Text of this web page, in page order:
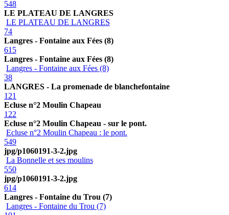
548
LE PLATEAU DE LANGRES
LE PLATEAU DE LANGRES
74
Langres - Fontaine aux Fées (8)
615
Langres - Fontaine aux Fées (8)
Langres - Fontaine aux Fées (8)
38
LANGRES - La promenade de blanchefontaine
121
Ecluse n°2 Moulin Chapeau
122
Ecluse n°2 Moulin Chapeau - sur le pont.
Ecluse n°2 Moulin Chapeau : le pont.
549
jpg/p1060191-3-2.jpg
La Bonnelle et ses moulins
550
jpg/p1060191-3-2.jpg
614
Langres - Fontaine du Trou (7)
Langres - Fontaine du Trou (7)